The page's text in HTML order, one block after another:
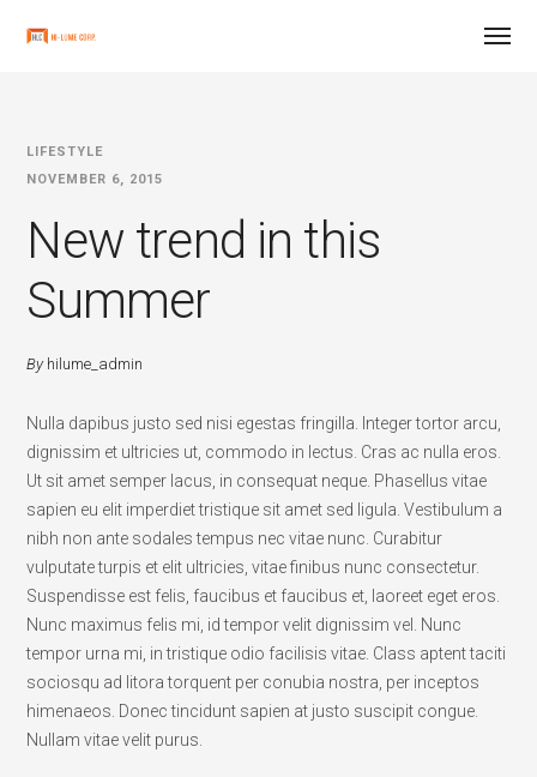
LIFESTYLE
NOVEMBER 6, 2015
New trend in this
Summer
By hilume_admin
Nulla dapibus justo sed nisi egestas fringilla. Integer tortor arcu,
dignissim et ultricies ut, commodo in lectus. Cras ac nulla eros.
Ut sit amet semper lacus, in consequat neque. Phasellus vitae
sapien eu elit imperdiet tristique sit amet sed ligula. Vestibulum a
nibh non ante sodales tempus nec vitae nunc. Curabitur
vulputate turpis et elit ultricies, vitae finibus nunc consectetur.
Suspendisse est felis, faucibus et faucibus et, laoreet eget eros.
Nunc maximus felis mi, id tempor velit dignissim vel. Nunc
tempor urna mi, in tristique odio facilisis vitae. Class aptent taciti
sociosqu ad litora torquent per conubia nostra, per inceptos
himenaeos. Donec tincidunt sapien at justo suscipit congue.
Nullam vitae velit purus.